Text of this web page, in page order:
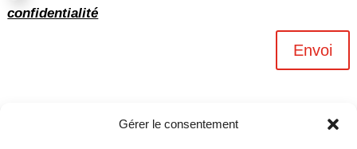
Gérer le consentement
confidentialité
Envoi